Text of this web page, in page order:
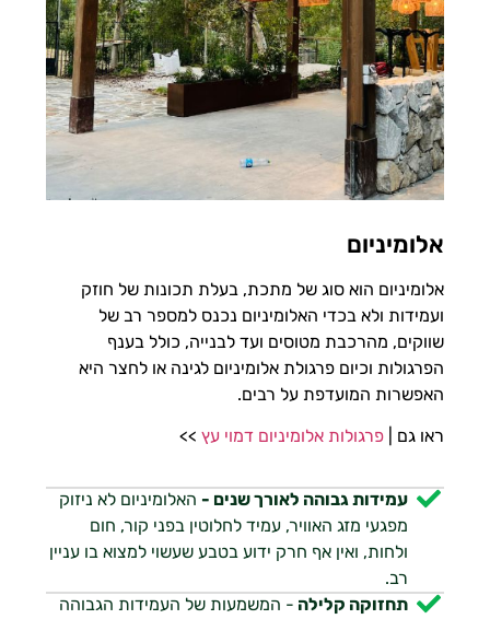
אלומיניום
אלומיניום הוא סוג של מתכת, בעלת תכונות של חוזק
ועמידות ולא בכדי האלומיניום נכנס למספר רב של
שווקים, מהרכבת מטוסים ועד לבנייה, כולל בענף
הפרגולות וכיום פרגולת אלומיניום לגינה או לחצר היא
האפשרות המועדפת על רבים.
ראו גם |פרגולות אלומיניום דמוי עץ >>
עמידות גבוהה לאורך שנים - האלומיניום לא ניזוק
מפגעי מזג האוויר, עמיד לחלוטין בפני קור, חום
ולחות, ואין אף חרק ידוע בטבע שעשוי למצוא בו עניין
רב.
תחזוקה קלילה - המשמעות של העמידות הגבוהה